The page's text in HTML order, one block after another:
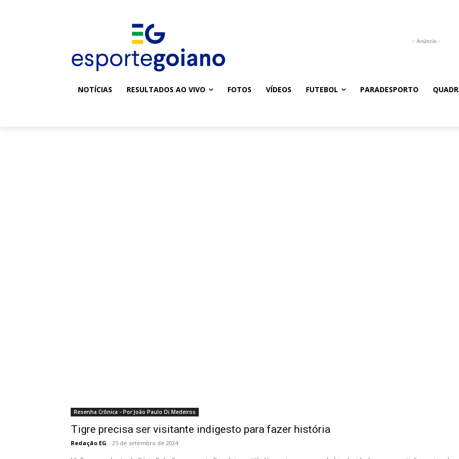
- Anúncio -
NOTÍCIAS RESULTADOS AO VIVO FOTOS VÍDEOS FUTEBOL PARADESPORTO
Resenha Crônica - Por João Paulo Di Medeiros
Tigre precisa ser visitante indigesto para fazer história
Redação EG - 25 de setembro de 2024